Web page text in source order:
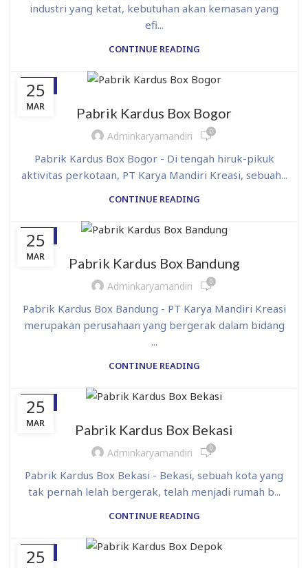
industri yang ketat, kebutuhan akan kemasan yang
efi...
CONTINUE READING
25
MAR
BLOG
Pabrik Kardus Box Bogor
Adminkaryamandiri 0
Pabrik Kardus Box Bogor - Di tengah hiruk-pikuk
aktivitas perkotaan, PT Karya Mandiri Kreasi, sebuah...
CONTINUE READING
25
MAR
BLOG
Pabrik Kardus Box Bandung
Adminkaryamandiri 0
Pabrik Kardus Box Bandung - PT Karya Mandiri Kreasi
merupakan perusahaan yang bergerak dalam bidang
...
CONTINUE READING
25
MAR
BLOG
Pabrik Kardus Box Bekasi
Adminkaryamandiri 0
Pabrik Kardus Box Bekasi - Bekasi, sebuah kota yang
tak pernah lelah bergerak, telah menjadi rumah b...
CONTINUE READING
25
BLOG